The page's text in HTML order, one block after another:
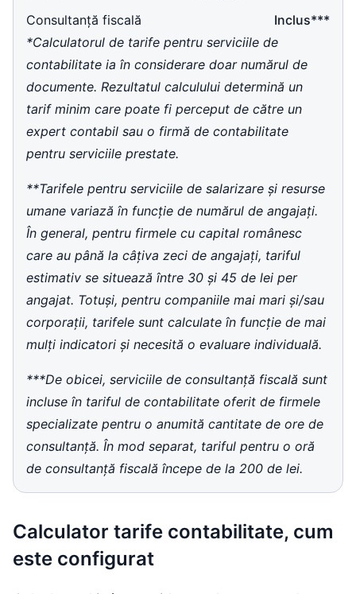
Consultanță fiscală
Inclus***
*Calculatorul de tarife pentru serviciile de
contabilitate ia în considerare doar numărul de
documente. Rezultatul calculului determină un
tarif minim care poate fi perceput de către un
expert contabil sau o firmă de contabilitate
pentru serviciile prestate.
**Tarifele pentru serviciile de salarizare și resurse
umane variază în funcție de numărul de angajați.
În general, pentru firmele cu capital românesc
care au până la câțiva zeci de angajați, tariful
estimativ se situează între 30 și 45 de lei per
angajat. Totuși, pentru companiile mai mari și/sau
corporații, tarifele sunt calculate în funcție de mai
mulți indicatori și necesită o evaluare individuală.
***De obicei, serviciile de consultanță fiscală sunt
incluse în tariful de contabilitate oferit de firmele
specializate pentru o anumită cantitate de ore de
consultanță. În mod separat, tariful pentru o oră
de consultanță fiscală începe de la 200 de lei.
Calculator tarife contabilitate, cum
este configurat